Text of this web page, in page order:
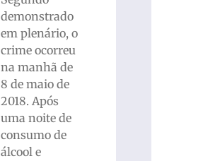
demonstrado
em plenário, o
crime ocorreu
na manhã de
8 de maio de
2018. Após
uma noite de
consumo de
álcool e